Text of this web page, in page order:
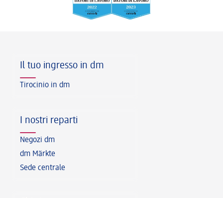
Il tuo ingresso in dm
Tirocinio in dm
I nostri reparti
Negozi dm
dm Märkte
Sede centrale